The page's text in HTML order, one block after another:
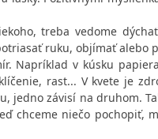
treba vedome
ruku, objímať alebo
Napríklad v kúsku
rast... V kvete je
jedno závisí na druhom.
chceme niečo pochopiť,